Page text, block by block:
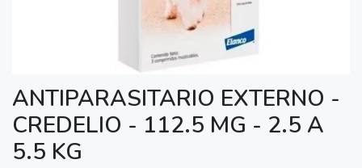
ANTIPARASITARIO EXTERNO -
CREDELIO - 112.5 MG - 2.5 A
5.5 KG